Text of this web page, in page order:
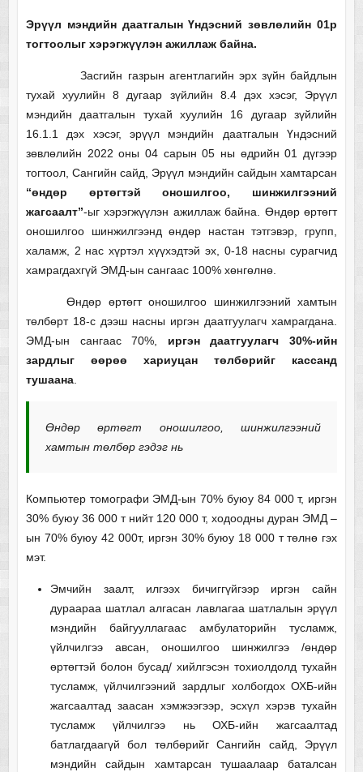
Эрүүл мэндийн даатгалын Үндэсний зөвлөлийн 01р
тогтоолыг хэрэгжүүлэн ажиллаж байна.
Засгийн газрын агентлагийн эрх зүйн байдлын
тухай хуулийн 8 дугаар зүйлийн 8.4 дэх хэсэг, Эрүүл
мэндийн даатгалын тухай хуулийн 16 дугаар зүйлийн
16.1.1 дэх хэсэг, эрүүл мэндийн даатгалын Үндэсний
зөвлөлийн 2022 оны 04 сарын 05 ны өдрийн 01 дүгээр
тогтоол, Сангийн сайд, Эрүүл мэндийн сайдын хамтарсан
“өндөр өртөгтэй оношилгоо, шинжилгээний
жагсаалт”-ыг хэрэгжүүлэн ажиллаж байна. Өндөр өртөгт
оношилгоо шинжилгээнд өндөр настан тэтгэвэр, групп,
халамж, 2 нас хүртэл хүүхэдтэй эх, 0-18 насны сурагчид
хамрагдахгүй ЭМД-ын сангаас 100% хөнгөлнө.
Өндөр өртөгт оношилгоо шинжилгээний хамтын
төлбөрт 18-с дээш насны иргэн даатгуулагч хамрагдана.
ЭМД-ын сангаас 70%, иргэн даатгуулагч 30%-ийн
зардлыг өөрөө хариуцан төлбөрийг кассанд
тушаана.
Өндөр өртөгт оношилгоо, шинжилгээний
хамтын төлбөр гэдэг нь
Компьютер томографи ЭМД-ын 70% буюу 84 000 т, иргэн
30% буюу 36 000 т нийт 120 000 т, ходоодны дуран ЭМД –
ын 70% буюу 42 000т, иргэн 30% буюу 18 000 т төлнө гэх
мэт.
Эмчийн заалт, илгээх бичиггүйгээр иргэн сайн
дураараа шатлал алгасан лавлагаа шатлалын эрүүл
мэндийн байгууллагаас амбулаторийн тусламж,
үйлчилгээ авсан, оношилгоо шинжилгээ /өндөр
өртөгтэй болон бусад/ хийлгэсэн тохиолдолд тухайн
тусламж, үйлчилгээний зардлыг холбогдох ОХБ-ийн
жагсаалтад заасан хэмжээгээр, эсхүл хэрэв тухайн
тусламж үйлчилгээ нь ОХБ-ийн жагсаалтад
батлагдаагүй бол төлбөрийг Сангийн сайд, Эрүүл
мэндийн сайдын хамтарсан тушаалаар баталсан